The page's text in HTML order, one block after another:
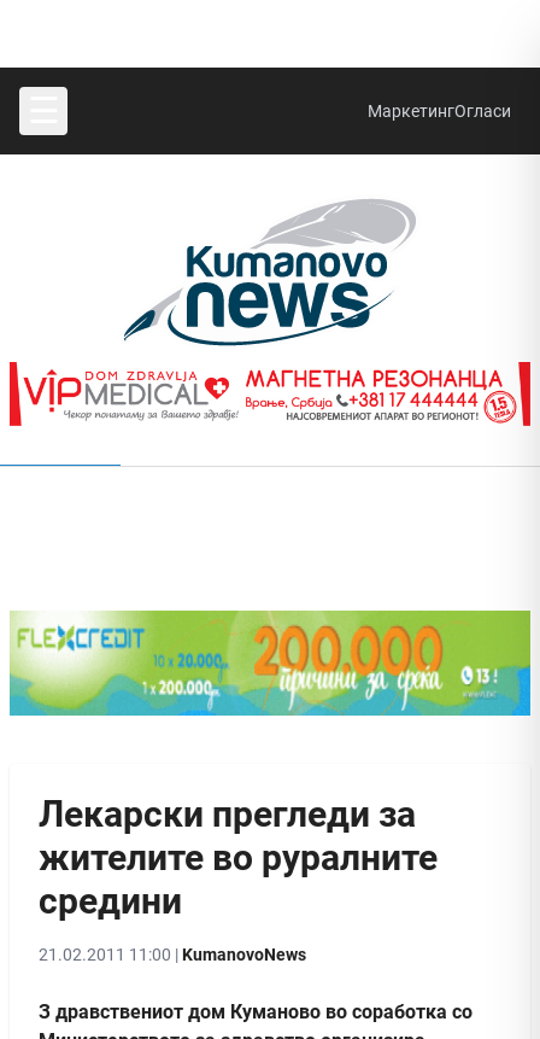
МаркетингОгласи
Лекарски прегледи за
жителите во руралните
средини
21.02.2011 11:00 |KumanovoNews
З дравствениот дом Куманово во соработка со